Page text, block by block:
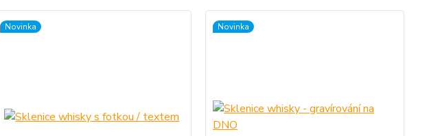
Novinka Novinka